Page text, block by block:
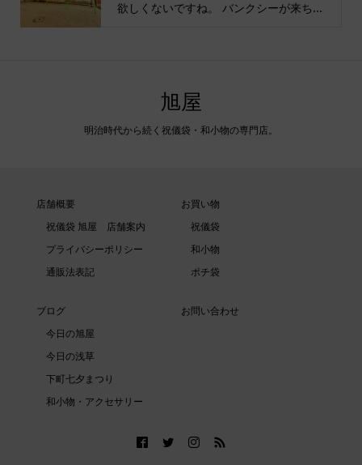
欲しくないですね。 バンクシーが来ち...
旭屋
明治時代から続く祝儀袋・和小物の専門店。
店舗概要
祝儀袋 旭屋 店舗案内
プライバシーポリシー
通販法表記
お買い物
祝儀袋
和小物
ポチ袋
ブログ
今日の旭屋
今日の浅草
下町七夕まつり
和小物・アクセサリー
お問い合わせ